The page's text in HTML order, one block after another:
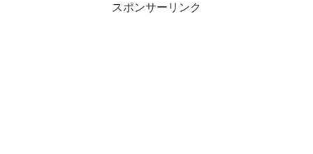
スポンサーリンク